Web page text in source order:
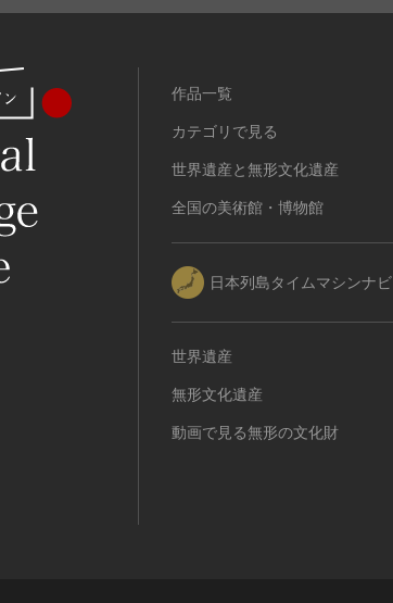
作品一覧
カテゴリで見る
世界遺産と無形文化遺産
全国の美術館・博物館
日本列島タイムマシンナビ
世界遺産
無形文化遺産
動画で見る無形の文化財